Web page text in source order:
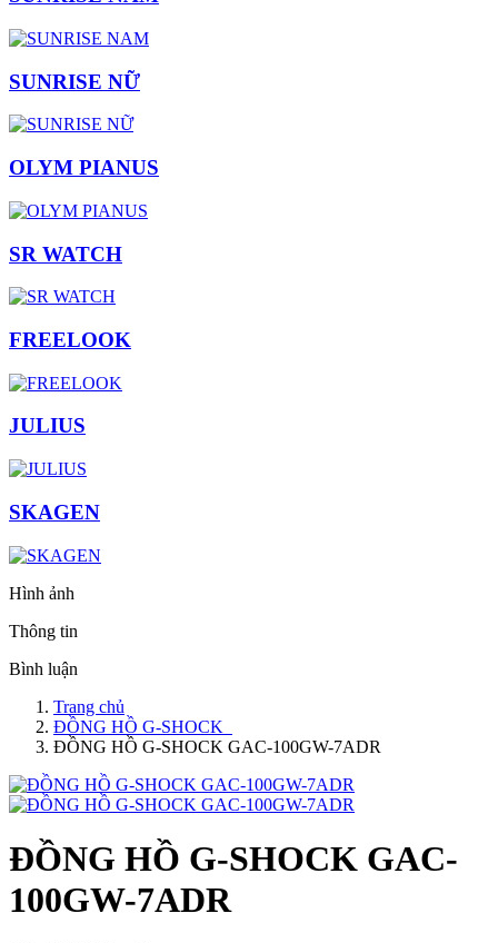
SUNRISE NỮ
OLYM PIANUS
SR WATCH
FREELOOK
JULIUS
SKAGEN
Hình ảnh
Thông tin
Bình luận
Trang chủ
ĐỒNG HỒ G-SHOCK
ĐỒNG HỒ G-SHOCK GAC-100GW-7ADR
ĐỒNG HỒ G-SHOCK GAC-
100GW-7ADR